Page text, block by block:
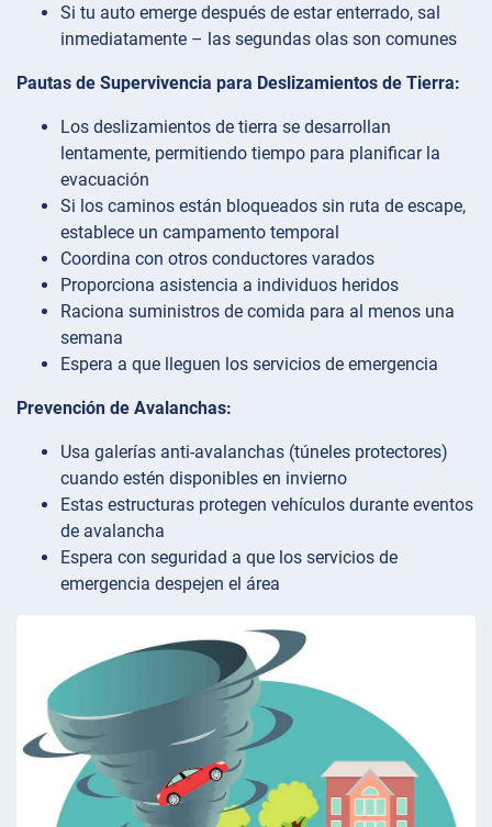
Si tu auto emerge después de estar enterrado, sal
inmediatamente – las segundas olas son comunes
Pautas de Supervivencia para Deslizamientos de Tierra:
Los deslizamientos de tierra se desarrollan
lentamente, permitiendo tiempo para planificar la
evacuación
Si los caminos están bloqueados sin ruta de escape,
establece un campamento temporal
Coordina con otros conductores varados
Proporciona asistencia a individuos heridos
Raciona suministros de comida para al menos una
semana
Espera a que lleguen los servicios de emergencia
Prevención de Avalanchas:
Usa galerías anti-avalanchas (túneles protectores)
cuando estén disponibles en invierno
Estas estructuras protegen vehículos durante eventos
de avalancha
Espera con seguridad a que los servicios de
emergencia despejen el área